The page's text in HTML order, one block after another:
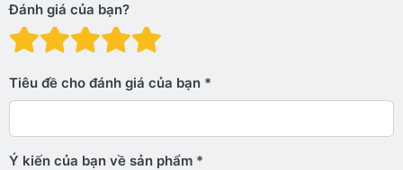
Đánh giá của bạn?
Đánh giá: 4 trên 5
Đánh giá: 3 trên 5 sao.
Đánh giá: 2 trên 5 sao.
Đánh giá: 1 trên 5 sao. Xấu
Tiêu đề cho đánh giá của bạn
Ý kiến ​​của bạn về sản phẩm